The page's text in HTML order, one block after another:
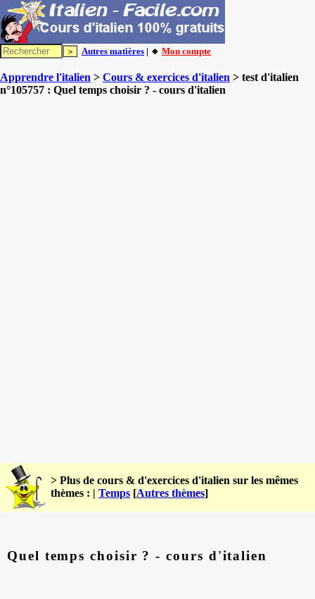
Autres matières | 🔸 Mon compte
Apprendre l'italien > Cours & exercices d'italien > test d'italien
n°105757 : Quel temps choisir ? - cours d'italien
> Plus de cours & d'exercices d'italien sur les mêmes
thèmes : | Temps [Autres thèmes]
Quel temps choisir ? - cours d'italien